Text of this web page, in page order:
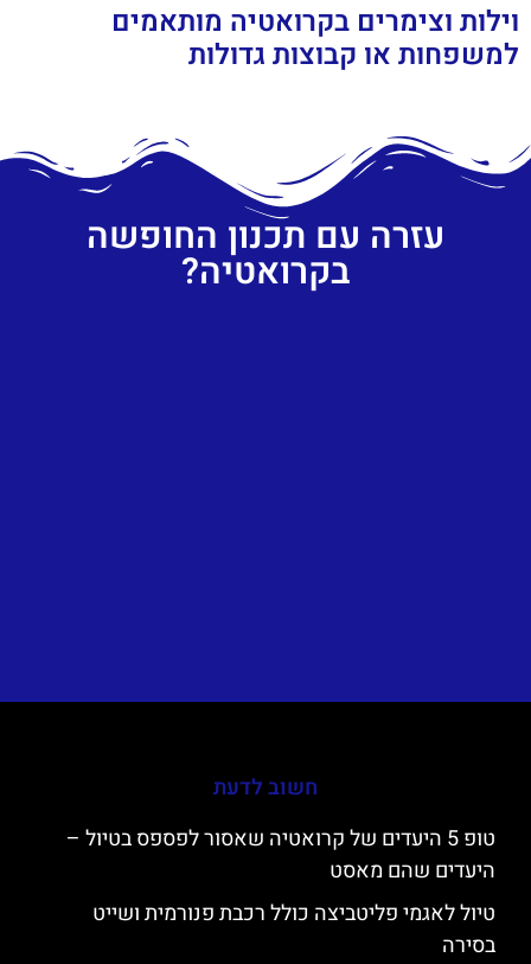
וילות וצימרים בקרואטיה מותאמים
למשפחות או קבוצות גדולות
עזרה עם תכנון החופשה
בקרואטיה?
חשוב לדעת
טופ 5 היעדים של קרואטיה שאסור לפספס בטיול –
היעדים שהם מאסט
טיול לאגמי פליטביצה כולל רכבת פנורמית ושייט
בסירה